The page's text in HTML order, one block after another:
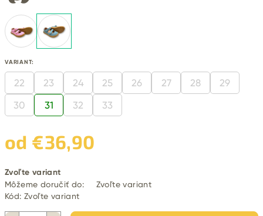
VARIANT:
22 23 24 25 26 27 28
29
30
31 32 33
od €36,90
cena:
Zvoľte variant
Môžeme doručiť do:
Zvoľte variant
Kód: Zvoľte variant